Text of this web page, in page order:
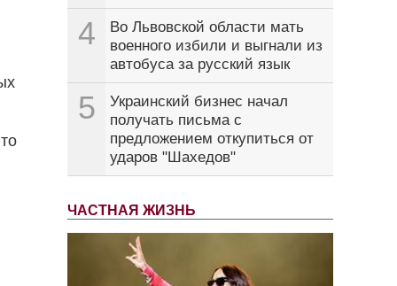
4
Во Львовской области мать
военного избили и выгнали из
автобуса за русский язык
5
Украинский бизнес начал
получать письма с
предложением откупиться от
ударов "Шахедов"
ЧАСТНАЯ ЖИЗНЬ